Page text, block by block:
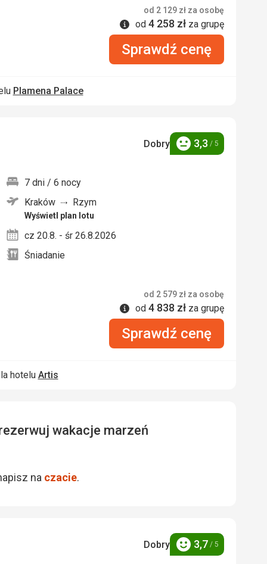
od 2 129 zł za osobę
Informacje
od 4 258 zł za grupę
Sprawdź cenę
Plamena Palace
Dobry Ocena
3,3 / 5
7 dni / 6 nocy
Kraków
Rzym
Wyświetl plan lotu
cz 20.8. - śr 26.8.2026
Śniadanie
od 2 579 zł za osobę
Informacje
od 4 838 zł za grupę
Sprawdź cenę
hotelu Artis
wakacje marzeń
na czacie.
Dobry Ocena
3,7 / 5